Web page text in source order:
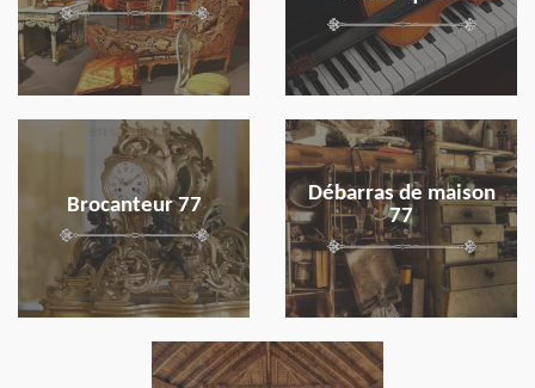
Brocanteur 77
en savoir plus
Débarras de maison
77
en savoir plus
en savoir plus